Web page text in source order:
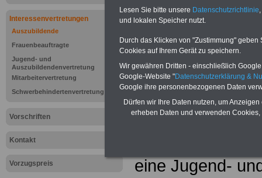
Interessenvertretungen
Auszubildende
Frauenbeauftragte
Jugend- und
Auszubildendenvertretung
Mitarbeitervertretung
Schwerbehindertenvertretung
Vorschriften
Kontakt
Vorzugspreis
Lexikon
Auszubildende
eine Jugend-
Lesen Sie bitte unsere Datenschutzrichtlinie
und lokalen Speicher nutzt.
Durch das Klicken von "Zustimmung"
Cookies auf Ihrem Gerät zu speichern.
Wir gewähren Dritten - einschließlich
Google-Website "Datenschutzerklärung &
Google ihre personenbezogenen Daten
Dürfen wir Ihre Daten nutzen, um
erheben Daten und verwenden